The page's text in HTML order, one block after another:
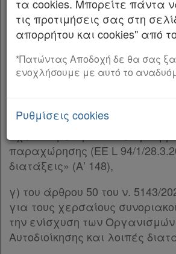
διατάξεις για την εφαρμογή
δημοσιονομικών στόχων και
μεταρρυθμίσεων και άλλες
(Α’ 94), και ιδίως της παρ. 1, β)
«Ανάθεση και εκτέλεση
2014/23/ΕΕ του Ευρωπαϊκού
του Συμβουλίου της 26ης
σχετικά με την ανάθεση
παραχώρησης (EE L 94/1/
διατάξεις» (Α’ 148),
γ) του άρθρου 50 του ν. 5143/
για τους χερσαίους
την ενίσχυση των Οργανισμών
Αυτοδιοίκησης και λοιπές
τα cookies. Μπορείτε πάντα
τις προτιμήσεις σας στη
απορρήτου και cookies" από
*Πατώντας Αποδοχή δε θα σας
ενοχλήσουμε με αυτό το
Ρυθμίσεις cookies